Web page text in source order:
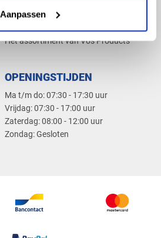
Aanpassen
PRODUCTCATALOGUS 2026
Het assortiment van Vos Products
OPENINGSTIJDEN
Ma t/m do: 07:30 - 17:30 uur
​Vrijdag: 07:30 - 17:00 uur
​Zaterdag: 08:00 - 12:00 uur
​Zondag: Gesloten